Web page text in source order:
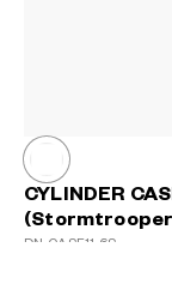
CYLINDER
DN-CASE11-6S